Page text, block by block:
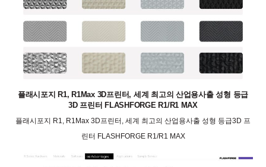
플래시포지 R1, R1Max 3D프린터, 세계 최고의 산업용사출 성형 등급
3D 프린터 FLASHFORGE R1/R1 MAX
플래시포지 R1, R1Max 3D프린터, 세계 최고의 산업용사출 성형 등급3D 프
린터 FLASHFORGE R1/R1 MAX